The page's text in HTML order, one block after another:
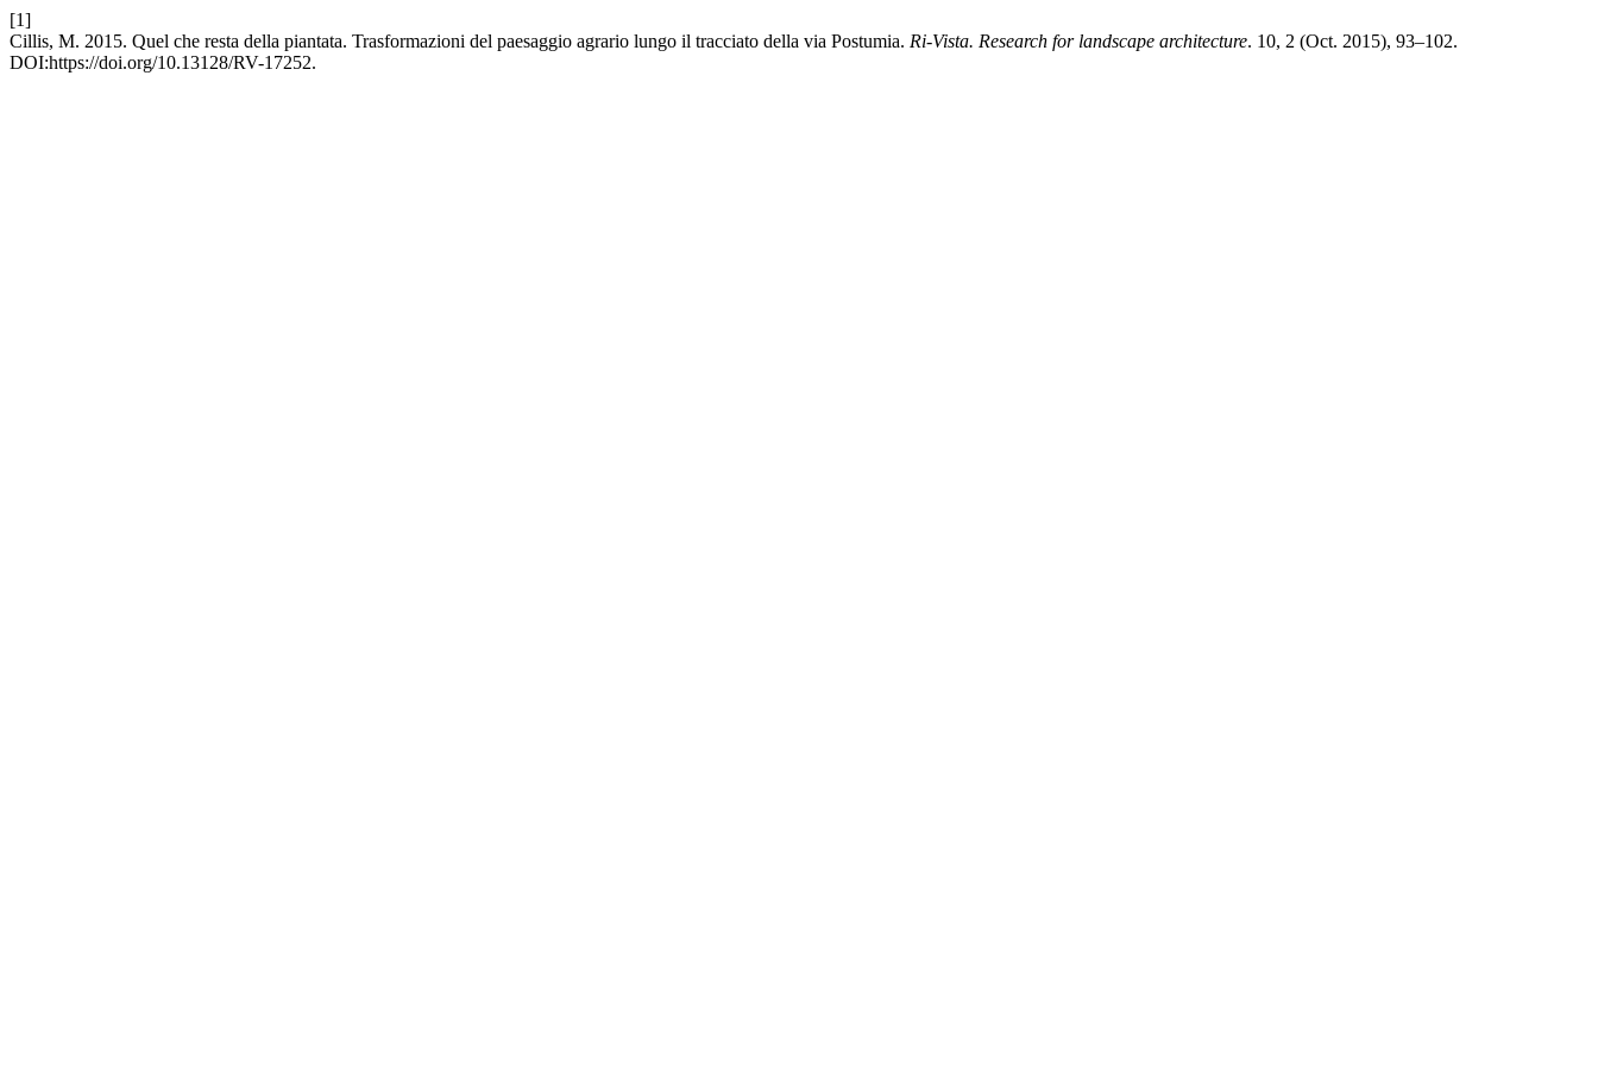
[1]
Cillis, M. 2015. Quel che resta della piantata. Trasformazioni del paesaggio agrario lungo il tracciato della via Postumia. Ri-Vista. Research for landscape architecture. 10, 2 (Oct. 2015), 93–102.
DOI:https://doi.org/10.13128/RV-17252.